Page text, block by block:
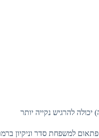
להרגיש נקייה יותר
למשפחת סדר וניקיון ברמת